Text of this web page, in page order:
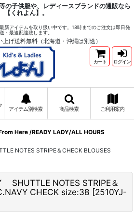
の子供服や、レディースブランドの通販なら
【くれよん】。
新アイテムを取り扱い中です。18時までのご注文は即日発
送・最速配達致します。
上げ送料無料（北海道・沖縄は別途）
カート ログイン
アイテム別検索 商品検索 ご利用案内
Here /READY LADY/ALL HOURS
NOTES STRIPE＆CHECK BLOUSES
SHUTTLE NOTES STRIPE＆
CHECK size:38 [2510YJ-